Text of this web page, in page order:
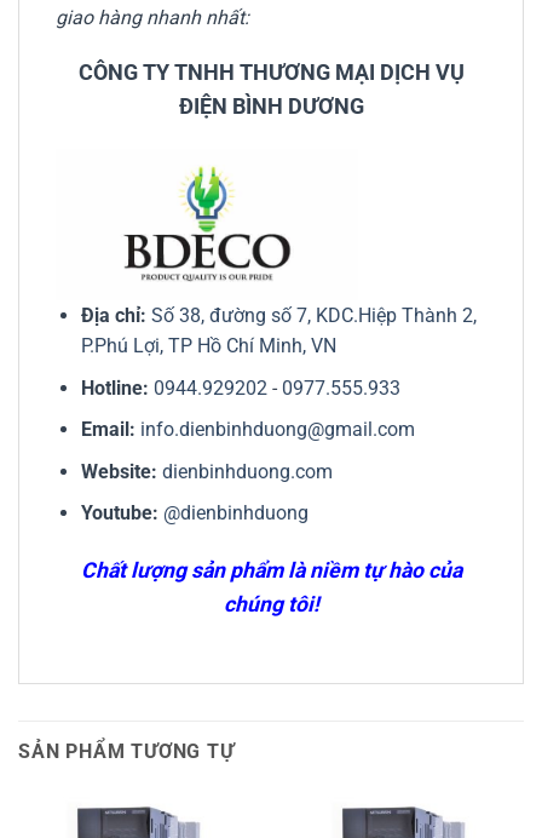
giao hàng nhanh nhất:
CÔNG TY TNHH THƯƠNG MẠI DỊCH VỤ
ĐIỆN BÌNH DƯƠNG
Địa chỉ: Số 38, đường số 7, KDC.Hiệp Thành 2,
P.Phú Lợi, TP Hồ Chí Minh, VN
Hotline: 0944.929202 - 0977.555.933
Email: info.dienbinhduong@gmail.com
Website: dienbinhduong.com
Youtube: @dienbinhduong
Chất lượng sản phẩm là niềm tự hào của
chúng tôi!
SẢN PHẨM TƯƠNG TỰ